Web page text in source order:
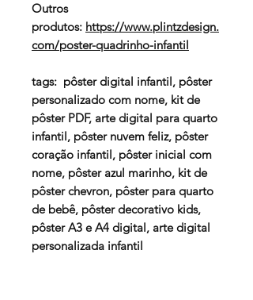
Outros
produtos: https://www.plintzdesign.
com/poster-quadrinho-infantil
tags: pôster digital infantil, pôster
personalizado com nome, kit de
pôster PDF, arte digital para quarto
infantil, pôster nuvem feliz, pôster
coração infantil, pôster inicial com
nome, pôster azul marinho, kit de
pôster chevron, pôster para quarto
de bebê, pôster decorativo kids,
pôster A3 e A4 digital, arte digital
personalizada infantil